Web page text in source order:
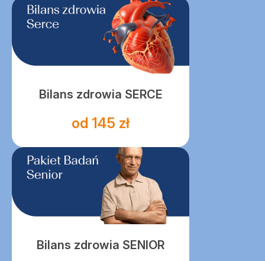
Bilans zdrowia SERCE
od 145 zł
Bilans zdrowia SENIOR